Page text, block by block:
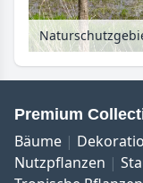
Premium
Bäume
Nutzpflanzen